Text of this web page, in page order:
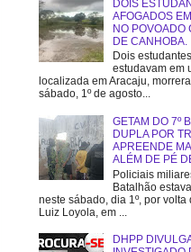
DOIS
AFOGADOS
NO POVOADO
DE CANHOBA.
Dois
estudavam em
localizada em Aracaju,
sábado, 1º de agosto...
GETAM DO 7º
DUPLA POR
APREENDE
ALÉM DE PÉ
Policiais
Batalhão
neste sábado, dia 1º, por
Luiz Loyola, em ...
DHPP